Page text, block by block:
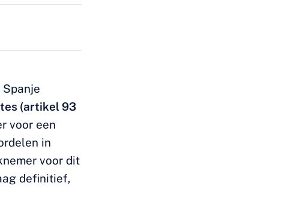
(artikel 93
voor een
in
voor dit
definitief,